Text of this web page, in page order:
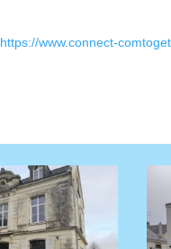
https://www.connect-